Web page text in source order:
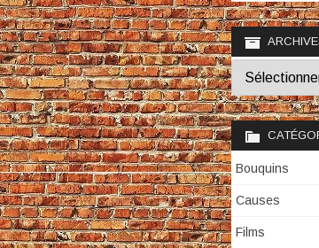
Archives
Bouquins
Causes
Films